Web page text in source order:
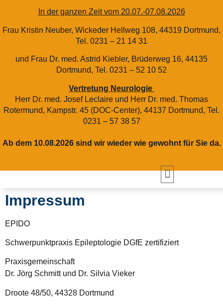
In der ganzen Zeit vom 20.07.-07.08.2026
Frau Kristin Neuber, Wickeder Hellweg 108, 44319 Dortmund,
Tel. 0231 – 21 14 31
und Frau Dr. med. Astrid Kiebler, Brüderweg 16, 44135
Dortmund, Tel. 0231 – 52 10 52
Vertretung Neurologie
Herr Dr. med. Josef Leclaire und Herr Dr. med. Thomas
Rotermund, Kampstr. 45 (DOC-Center), 44137 Dortmund, Tel.
0231 – 57 38 57
Ab dem 10.08.2026 sind wir wieder wie gewohnt für Sie da.
Impressum
EPIDO
Schwerpunktpraxis Epileptologie DGfE zertifiziert
Praxisgemeinschaft
Dr. Jörg Schmitt und Dr. Silvia Vieker
Droote 48/50, 44328 Dortmund